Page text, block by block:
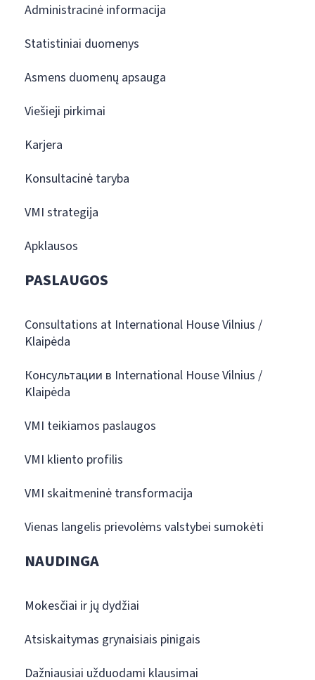
Administracinė informacija
Statistiniai duomenys
Asmens duomenų apsauga
Viešieji pirkimai
Karjera
Konsultacinė taryba
VMI strategija
Apklausos
PASLAUGOS
Consultations at International House Vilnius /
Klaipėda
Консультации в International House Vilnius /
Klaipėda
VMI teikiamos paslaugos
VMI kliento profilis
VMI skaitmeninė transformacija
Vienas langelis prievolėms valstybei sumokėti
NAUDINGA
Mokesčiai ir jų dydžiai
Atsiskaitymas grynaisiais pinigais
Dažniausiai užduodami klausimai